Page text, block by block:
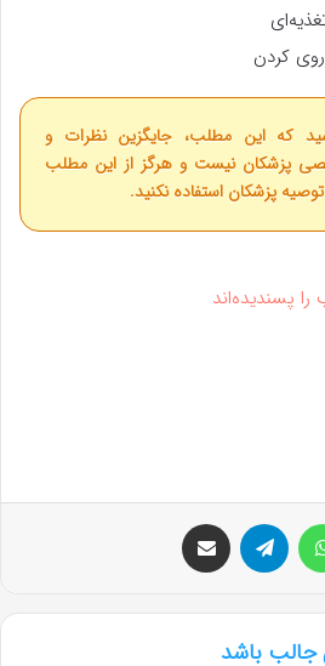
کردن
که این مطلب، جایگزین نظرات و
پزشکان نیست و هرگز از این مطلب
پزشکان استفاده نکنید.
جالب باشد